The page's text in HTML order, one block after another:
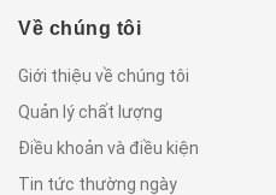
Về chúng tôi
Giới thiệu về chúng tôi
Quản lý chất lượng
Điều khoản và điều kiện
Tin tức thường ngày